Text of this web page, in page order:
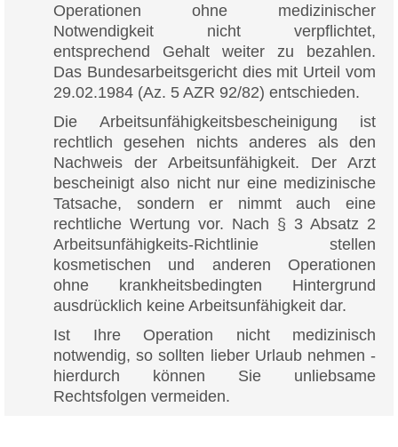
Operationen ohne medizinischer
Notwendigkeit nicht verpflichtet,
entsprechend Gehalt weiter zu bezahlen.
Das Bundesarbeitsgericht dies mit Urteil vom
29.02.1984 (Az. 5 AZR 92/82) entschieden.
Die Arbeitsunfähigkeitsbescheinigung ist
rechtlich gesehen nichts anderes als den
Nachweis der Arbeitsunfähigkeit. Der Arzt
bescheinigt also nicht nur eine medizinische
Tatsache, sondern er nimmt auch eine
rechtliche Wertung vor. Nach § 3 Absatz 2
Arbeitsunfähigkeits-Richtlinie stellen
kosmetischen und anderen Operationen
ohne krankheitsbedingten Hintergrund
ausdrücklich keine Arbeitsunfähigkeit dar.
Ist Ihre Operation nicht medizinisch
notwendig, so sollten lieber Urlaub nehmen -
hierdurch können Sie unliebsame
Rechtsfolgen vermeiden.